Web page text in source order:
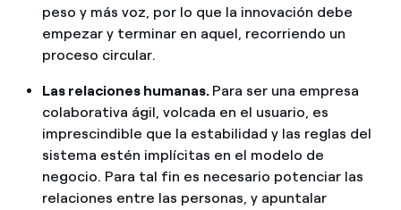
peso y más voz, por lo que la innovación debe
empezar y terminar en aquel, recorriendo un
proceso circular.
Las relaciones humanas. Para ser una empresa
colaborativa ágil, volcada en el usuario, es
imprescindible que la estabilidad y las reglas del
sistema estén implícitas en el modelo de
negocio. Para tal fin es necesario potenciar las
relaciones entre las personas, y apuntalar